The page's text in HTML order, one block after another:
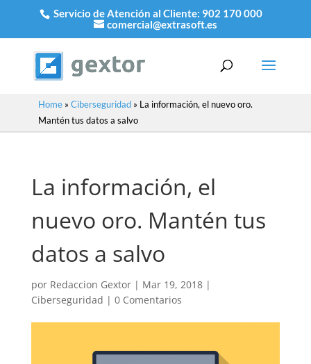
Servicio de Atención al Cliente: 902 170 000
comercial@extrasoft.es
Home» Ciberseguridad» La información, el nuevo oro.
Mantén tus datos a salvo
La información, el
nuevo oro. Mantén tus
datos a salvo
por Redaccion Gextor| Mar 19, 2018|
Ciberseguridad | 0 Comentarios